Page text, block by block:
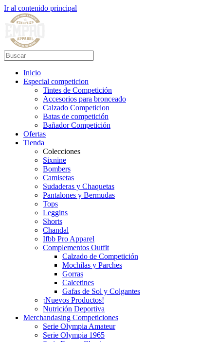
Ir al contenido principal
Inicio
Especial competicion
Tintes de Competición
Accesorios para bronceado
Calzado Competicion
Batas de competición
Bañador Competición
Ofertas
Tienda
Colecciones
Sixnine
Bombers
Camisetas
Sudaderas y Chaquetas
Pantalones y Bermudas
Tops
Leggins
Shorts
Chandal
Ifbb Pro Apparel
Complementos Outfit
Calzado de Competición
Mochilas y Parches
Gorras
Calcetines
Gafas de Sol y Colgantes
¡Nuevos Productos!
Nutrición Deportiva
Merchandasing Competiciones
Serie Olympia Amateur
Serie Olympia 1965